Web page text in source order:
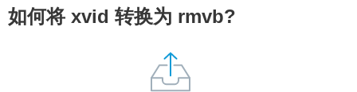
如何将 xvid 转换为 rmvb?